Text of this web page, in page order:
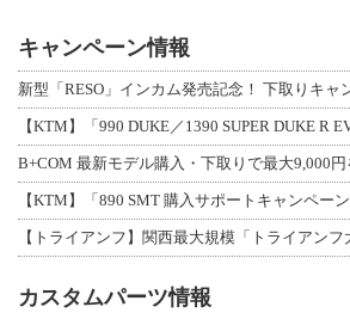
キャンペーン情報
【KTM】「990 DUKE／1390 SUPER DUKE R
【KTM】「890 SMT 購入サポートキャンペー
カスタムパーツ情報